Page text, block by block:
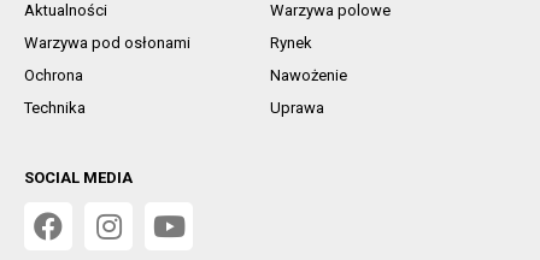
Aktualności
Warzywa polowe
Warzywa pod osłonami
Rynek
Ochrona
Nawożenie
Technika
Uprawa
SOCIAL MEDIA